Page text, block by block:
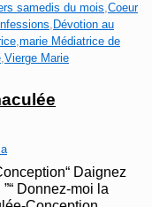
samedis du mois,Coeur
, Dévotion au
,marie Médiatrice de
,Vierge Marie
Daignez
Donnez-moi la